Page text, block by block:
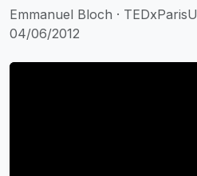
Emmanuel Bloch ·
04/06/2012